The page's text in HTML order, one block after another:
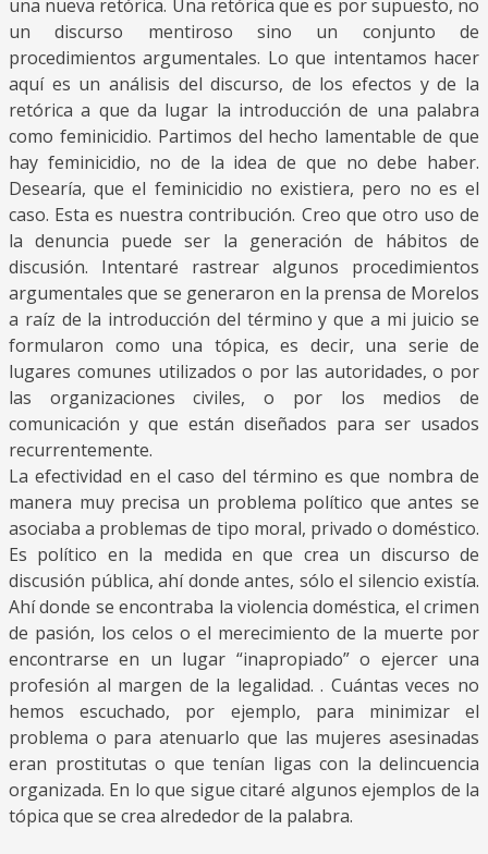
una nueva retórica. Una retórica que es por supuesto, no
un discurso mentiroso sino un conjunto de
procedimientos argumentales. Lo que intentamos hacer
aquí es un análisis del discurso, de los efectos y de la
retórica a que da lugar la introducción de una palabra
como feminicidio. Partimos del hecho lamentable de que
hay feminicidio, no de la idea de que no debe haber.
Desearía, que el feminicidio no existiera, pero no es el
caso. Esta es nuestra contribución. Creo que otro uso de
la denuncia puede ser la generación de hábitos de
discusión. Intentaré rastrear algunos procedimientos
argumentales que se generaron en la prensa de Morelos
a raíz de la introducción del término y que a mi juicio se
formularon como una tópica, es decir, una serie de
lugares comunes utilizados o por las autoridades, o por
las organizaciones civiles, o por los medios de
comunicación y que están diseñados para ser usados
recurrentemente.
La efectividad en el caso del término es que nombra de
manera muy precisa un problema político que antes se
asociaba a problemas de tipo moral, privado o doméstico.
Es político en la medida en que crea un discurso de
discusión pública, ahí donde antes, sólo el silencio existía.
Ahí donde se encontraba la violencia doméstica, el crimen
de pasión, los celos o el merecimiento de la muerte por
encontrarse en un lugar “inapropiado” o ejercer una
profesión al margen de la legalidad. . Cuántas veces no
hemos escuchado, por ejemplo, para minimizar el
problema o para atenuarlo que las mujeres asesinadas
eran prostitutas o que tenían ligas con la delincuencia
organizada. En lo que sigue citaré algunos ejemplos de la
tópica que se crea alrededor de la palabra.